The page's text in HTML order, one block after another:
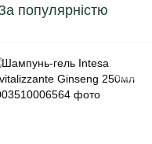
популярністю